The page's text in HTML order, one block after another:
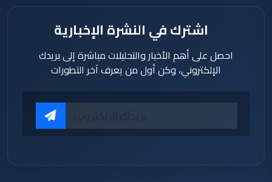
اشترك في النشرة الإخبارية
احصل على أهم الأخبار والتحليلات مباشرة إلى بريدك
الإلكتروني، وكن أول من يعرف آخر التطورات